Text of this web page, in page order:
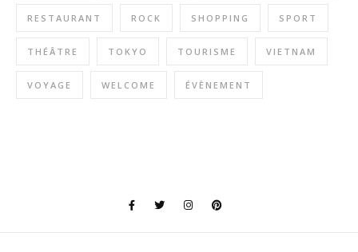
RESTAURANT ROCK SHOPPING SPORT
THÉÂTRE TOKYO TOURISME VIETNAM
VOYAGE WELCOME ÉVÈNEMENT